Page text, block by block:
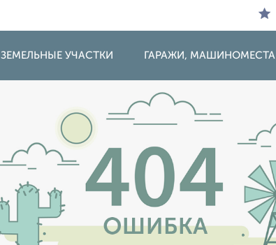
ЗЕМЕЛЬНЫЕ УЧАСТКИ ГАРАЖИ, МАШИНОМЕСТА